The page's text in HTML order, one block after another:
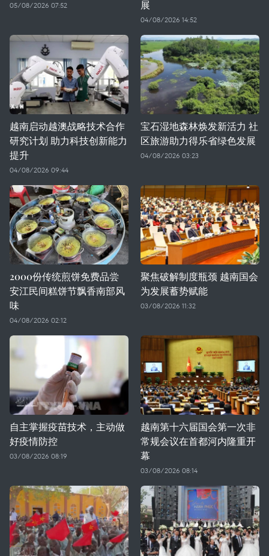
05/08/2026 07:52 展
04/08/2026 14:52
越南启动越澳战略技术合作
研究计划 助力科技创新能力
提升
04/08/2026 09:44
宝石湿地森林焕发新活力 社
区旅游助力得乐省绿色发展
04/08/2026 03:23
2000份传统煎饼免费品尝
安江民间糕饼节飘香南部风
味
04/08/2026 02:12
聚焦破解制度瓶颈 越南国会
为发展蓄势赋能
03/08/2026 11:32
自主掌握疫苗技术，主动做
好疫情防控
03/08/2026 08:19
越南第十六届国会第一次非
常规会议在首都河内隆重开
幕
03/08/2026 08:14